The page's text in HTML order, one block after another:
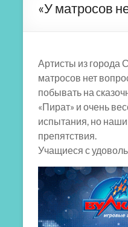
«У матросов
Артисты из города
матросов нет
побывать на
«Пират» и очень
испытания, но наши
препятствия.
Учащиеся с